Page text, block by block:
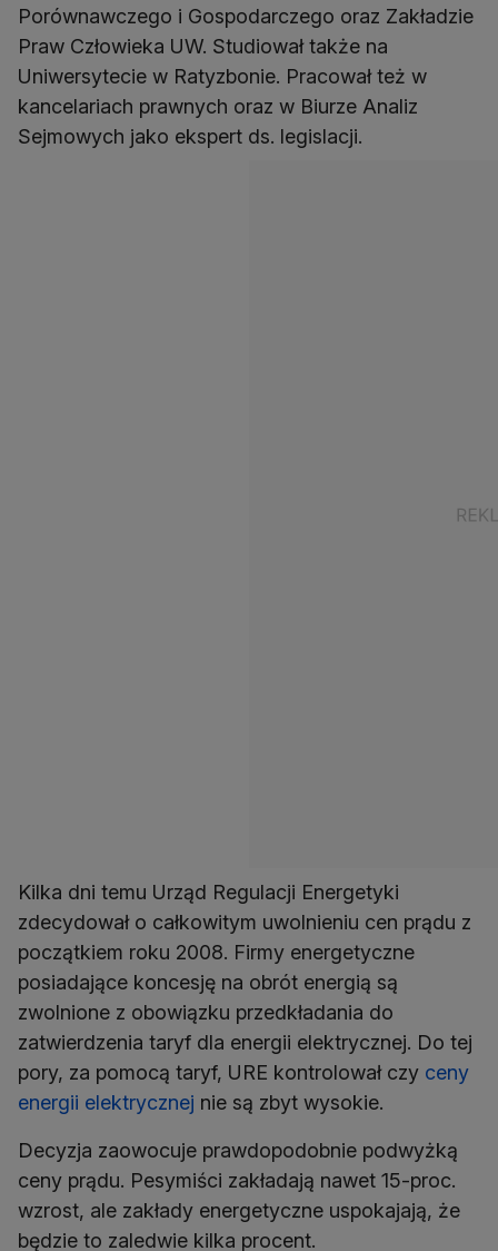
Porównawczego i Gospodarczego oraz Zakładzie
Praw Człowieka UW. Studiował także na
Uniwersytecie w Ratyzbonie. Pracował też w
kancelariach prawnych oraz w Biurze Analiz
Sejmowych jako ekspert ds. legislacji.
Kilka dni temu Urząd Regulacji Energetyki
zdecydował o całkowitym uwolnieniu cen prądu z
początkiem roku 2008. Firmy energetyczne
posiadające koncesję na obrót energią są
zwolnione z obowiązku przedkładania do
zatwierdzenia taryf dla energii elektrycznej. Do tej
pory, za pomocą taryf, URE kontrolował czy ceny
energii elektrycznej nie są zbyt wysokie.
Decyzja zaowocuje prawdopodobnie podwyżką
ceny prądu. Pesymiści zakładają nawet 15-proc.
wzrost, ale zakłady energetyczne uspokajają, że
będzie to zaledwie kilka procent.